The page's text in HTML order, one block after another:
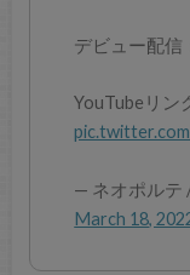
デビュー配信
YouTubeリン
— ネオポルテ
March 18,